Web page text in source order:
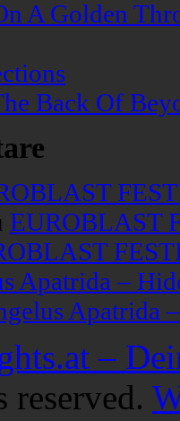
A Golden
Back Of
EUROBLAST
Apatrida –
Apatrida
–